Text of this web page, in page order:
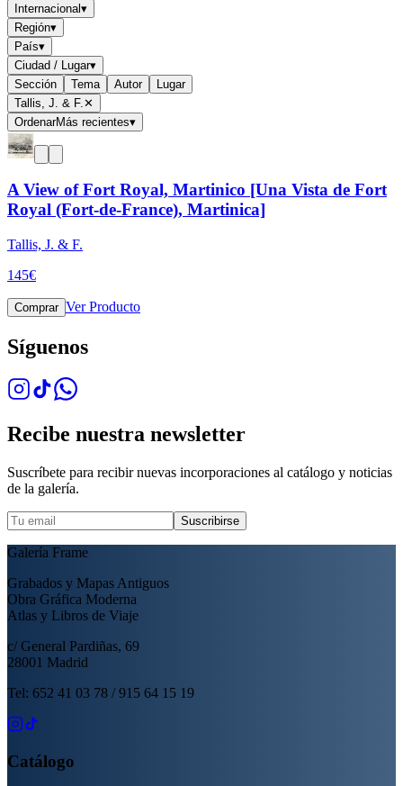
Internacional▾
Región▾
País▾
Ciudad / Lugar▾
Sección
Tema Autor
Lugar
Tallis, J. & F. ✕
OrdenarMás recientes▾
A View of Fort Royal, Martinico [Una Vista de Fort
Royal (Fort-de-France), Martinica]
Tallis, J. & F.
145€
Comprar Ver Producto
Síguenos
Recibe nuestra newsletter
Suscríbete para recibir nuevas incorporaciones al catálogo y noticias
de la galería.
Suscribirse
Galería Frame
Grabados y Mapas Antiguos
Obra Gráfica Moderna
Atlas y Libros de Viaje
c/ General Pardiñas, 69
28001 Madrid
Tel: 652 41 03 78 / 915 64 15 19
Catálogo